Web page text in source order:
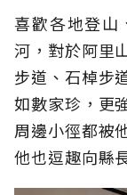
喜歡各地登山
河，對於阿里
步道、石棹步
如數家珍，更
周邊小徑都被
他也逗趣向縣